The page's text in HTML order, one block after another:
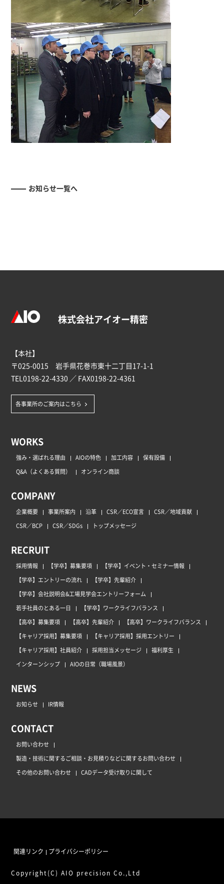
お知らせ一覧へ
株式会社アイオー精密
【本社】
〒025-0015 岩手県花巻市東十二丁目17-1-1
TEL0198-22-4330 ／ FAX0198-22-4361
各事業所のご案内はこちら
WORKS
強み・選ばれる理由 AIOの特色 加工内容
保有設備
Q&A（よくある質問）
オンライン商談
COMPANY
企業概要 事業所案内 沿革 CSR／ECO宣言
CSR／地域貢献
CSR／BCP
CSR／SDGs トップメッセージ
RECRUIT
採用情報 【学卒】募集要項
【学卒】イベント・セミナー情報
【学卒】エントリーの流れ
【学卒】先輩紹介
【学卒】会社説明会&工場見学会エントリーフォーム
若手社員のとある一日
【学卒】ワークライフバランス
【高卒】募集要項
【高卒】先輩紹介
【高卒】ワークライフバランス
【キャリア採用】募集要項
【キャリア採用】採用エントリー
【キャリア採用】社員紹介
採用担当メッセージ
福利厚生
インターンシップ
AIOの日常（職場風景）
NEWS
お知らせ IR情報
CONTACT
お問い合わせ
製造・技術に関するご相談・お見積りなどに関するお問い合わせ
その他のお問い合わせ
CADデータ受け取りに関して
Copyright(C) AIO precision Co.,Ltd
関連リンク プライバシーポリシー